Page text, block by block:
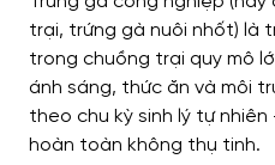
trại, trứng gà nuôi nhốt) là
trong chuồng trại quy mô
ánh sáng, thức ăn và môi
theo chu kỳ sinh lý tự nhiên
hoàn toàn không thụ tinh.